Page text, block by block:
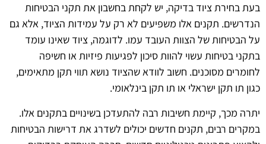
בעת בחירת ציוד בדיקה, יש לקחת בחשבון את תקני הבטיחות
הנדרשים. תקנים אלו משפיעים לא רק על עמידות הציוד, אלא גם
על הבטיחות של הצוות העובד עמו. לדוגמה, ציוד שאינו עומד
בתקני בטיחות עשוי להוות סיכון לפגיעות פיזיות או חשיפה
לחומרים מסוכנים. חשוב לוודא שהציוד נושא תווי תקן מתאימים,
כגון תו תקן ישראלי או תו תקן בינלאומי.
יתרה מכך, קיימת חשיבות רבה להתעדכן בשינויים בתקנים אלו.
במקרים רבים, תקנים חדשים יכולים לשדרג את דרישות הבטיחות